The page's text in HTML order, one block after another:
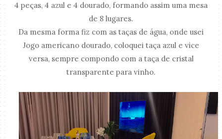
4 peças, 4 azul e 4 dourado, formando assim uma mesa
de 8 lugares.
Da mesma forma fiz com as taças de água, onde usei
Jogo americano dourado, coloquei taça azul e vice
versa, sempre compondo com a taça de cristal
transparente para vinho.